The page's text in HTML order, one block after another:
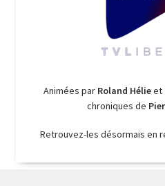
Animées par Roland Hélieet
chroniques de
Retrouvez-les désormais en